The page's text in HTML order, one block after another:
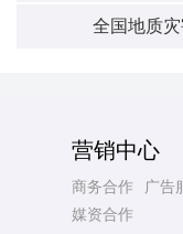
全国地质
营销中心
商务合作
广告
媒资合作